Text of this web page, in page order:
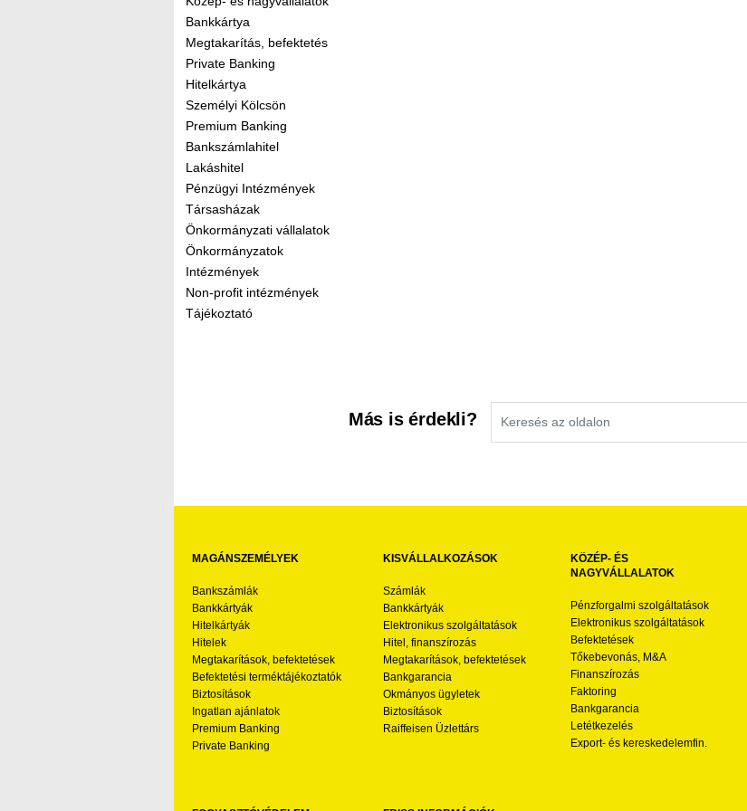
Bankkártya
Megtakarítás, befektetés
Private Banking
Hitelkártya
Személyi Kölcsön
Premium Banking
Bankszámlahitel
Lakáshitel
Pénzügyi Intézmények
Társasházak
Önkormányzati vállalatok
Önkormányzatok
Intézmények
Non-profit intézmények
Tájékoztató
Más is érdekli?
MAGÁNSZEMÉLYEK
Bankszámlák
Bankkártyák
Hitelkártyák
Hitelek
Megtakarítások, befektetések
Befektetési terméktájékoztatók
Biztosítások
Ingatlan ajánlatok
Premium Banking
Private Banking
KISVÁLLALKOZÁSOK
Számlák
Bankkártyák
Elektronikus szolgáltatások
Hitel, finanszírozás
Megtakarítások, befektetések
Bankgarancia
Okmányos ügyletek
Biztosítások
Raiffeisen Üzlettárs
KÖZÉP- ÉS
NAGYVÁLLALATOK
Pénzforgalmi szolgáltatások
Elektronikus szolgáltatások
Befektetések
Tőkebevonás, M&A
Finanszírozás
Faktoring
Bankgarancia
Letétkezelés
Export- és kereskedelemfin.